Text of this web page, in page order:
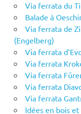
Via ferrata du
Balade à
Via ferrata de
(Engelberg)
Via ferrata
Via ferrata
Via ferrata
Via ferrata
Via ferrata
Idées en bois